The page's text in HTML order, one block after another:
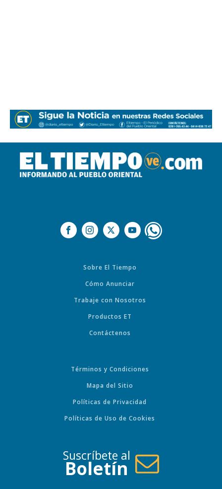
Sobre El Tiempo
Cómo Anunciar
Trabaje con Nosotros
Productos ET
Contáctenos
Términos y Condiciones
Mapa del Sitio
Políticas de Privacidad
Políticas de Uso de Cookies
Suscríbete al
Boletín